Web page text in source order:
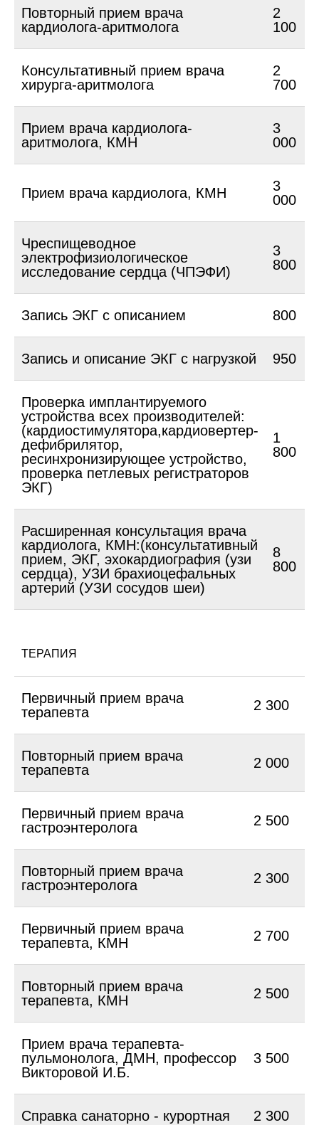
Повторный прием врача
кардиолога-аритмолога
2
100
Консультативный прием врача
хирурга-аритмолога
2
700
Прием врача кардиолога-
аритмолога, КМН
3
000
Прием врача кардиолога, КМН
3
000
Чреспищеводное
электрофизиологическое
исследование сердца (ЧПЭФИ)
3
800
Запись ЭКГ с описанием 800
Запись и описание ЭКГ с нагрузкой 950
Проверка имплантируемого
устройства всех производителей:
(кардиостимулятора,кардиовертер-
дефибрилятор,
ресинхронизирующее устройство,
проверка петлевых регистраторов
ЭКГ)
1
800
Расширенная консультация врача
кардиолога, КМН:(консультативный
прием, ЭКГ, эхокардиография (узи
сердца), УЗИ брахиоцефальных
артерий (УЗИ сосудов шеи)
8
800
ТЕРАПИЯ
Первичный прием врача
терапевта
2 300
Повторный прием врача
терапевта
2 000
Первичный прием врача
гастроэнтеролога
2 500
Повторный прием врача
гастроэнтеролога
2 300
Первичный прием врача
терапевта, КМН
2 700
Повторный прием врача
терапевта, КМН
2 500
Прием врача терапевта-
пульмонолога, ДМН, профессор
Викторовой И.Б.
3 500
Справка санаторно - курортная 2 300